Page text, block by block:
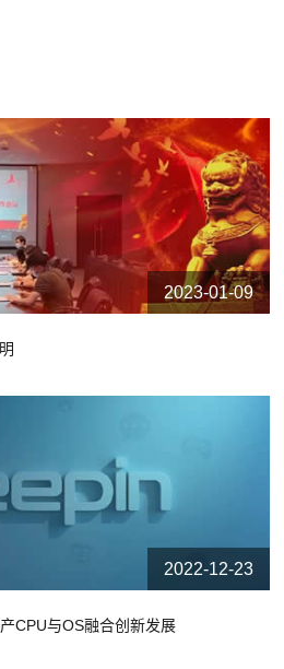
2023-01-09
2022-12-23
CPU与OS融合创新发展